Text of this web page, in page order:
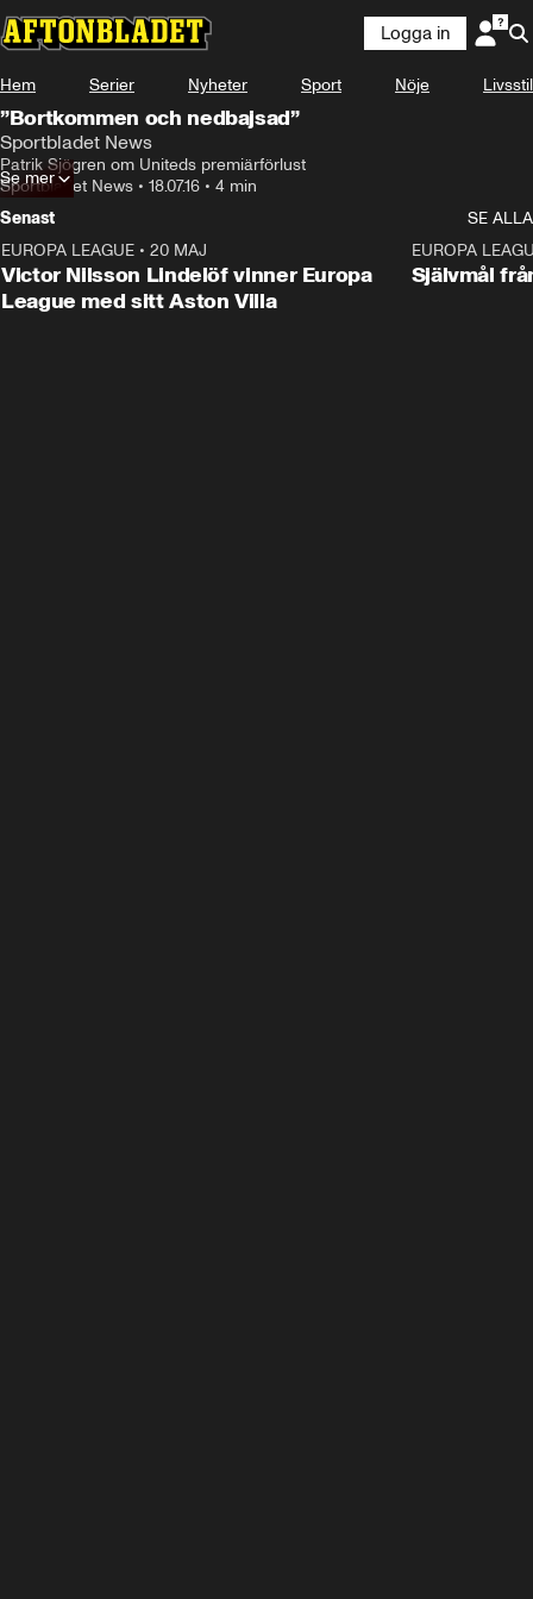
Logga in
Hem Serier Nyheter Sport Nöje Livsstil
”Bortkommen och nedbajsad”
Sportbladet News
Patrik Sjögren om Uniteds premiärförlust
Sportbladet News • 18.07.16 • 4 min
Se mer
Senast
SE ALLA
EUROPA LEAGUE • 20 MAJ
Victor Nilsson Lindelöf vinner Europa
League med sitt Aston Villa
EUROPA
Självmål